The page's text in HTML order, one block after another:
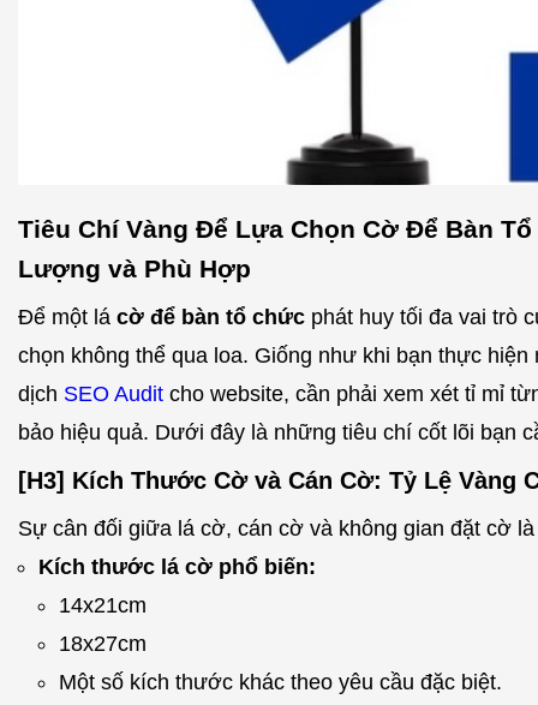
Tiêu Chí Vàng Để Lựa Chọn Cờ Để Bàn
Lượng và Phù Hợp
Để một lá cờ để bàn tổ chức phát huy tối đa vai trò
chọn không thể qua loa. Giống như khi bạn thực hiện
dịch SEO Audit cho website, cần phải xem xét tỉ mỉ
bảo hiệu quả. Dưới đây là những tiêu chí cốt lõi bạn
[H3] Kích Thước Cờ và Cán Cờ: Tỷ Lệ Vàng
Sự cân đối giữa lá cờ, cán cờ và không gian đặt cờ
Kích thước lá cờ phổ biến:
14x21cm
18x27cm
Một số kích thước khác theo yêu cầu đặc biệt.